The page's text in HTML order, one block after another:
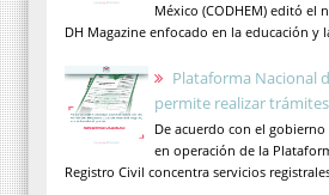
México (CODHEM) editó el
DH Magazine enfocado en la educación y
Plataforma Nacional
permite realizar
De acuerdo con el
en operación de la
Registro Civil concentra servicios